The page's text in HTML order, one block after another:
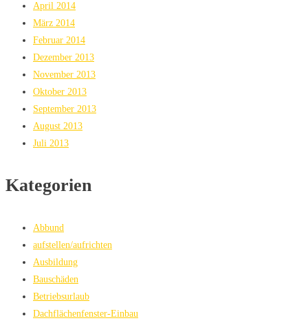
April 2014
März 2014
Februar 2014
Dezember 2013
November 2013
Oktober 2013
September 2013
August 2013
Juli 2013
Kategorien
Abbund
aufstellen/aufrichten
Ausbildung
Bauschäden
Betriebsurlaub
Dachflächenfenster-Einbau